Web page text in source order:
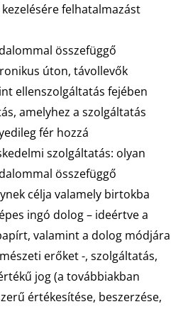
felhatalmazást
összefüggő
úton, távollevők
ellenszolgáltatás fejében
amelyhez a szolgáltatás
fér hozzá
szolgáltatás: olyan
összefüggő
célja valamely birtokba
ingó dolog – ideértve a
valamint a dolog módjára
erőket -, szolgáltatás,
jog (a továbbiakban
értékesítése, beszerzése,